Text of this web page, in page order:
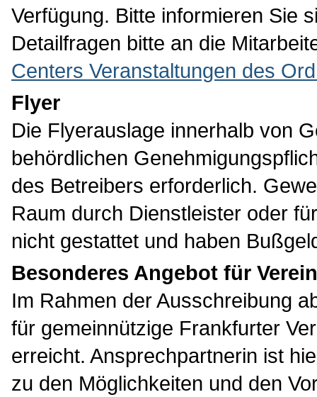
Verfügung. Bitte informieren Sie
Detailfragen bitte an die
Centers Veranstaltungen des
Flyer
Die Flyerauslage innerhalb von
behördlichen
des Betreibers erforderlich.
Raum durch Dienstleister oder
nicht gestattet und haben
Besonderes Angebot für
Im Rahmen der Ausschreibung
für gemeinnützige Frankfurter
erreicht. Ansprechpartnerin ist
zu den Möglichkeiten und den